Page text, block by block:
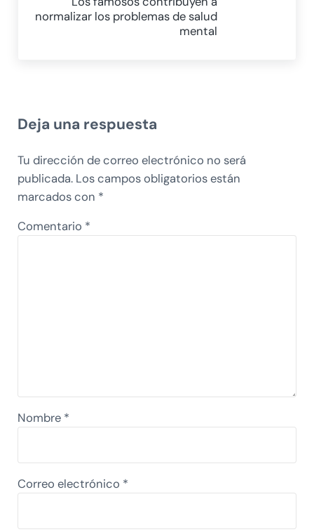
normalizar los problemas de salud
mental
Deja una respuesta
Tu dirección de correo electrónico no será
publicada. Los campos obligatorios están
marcados con *
Comentario *
Nombre *
Correo electrónico *